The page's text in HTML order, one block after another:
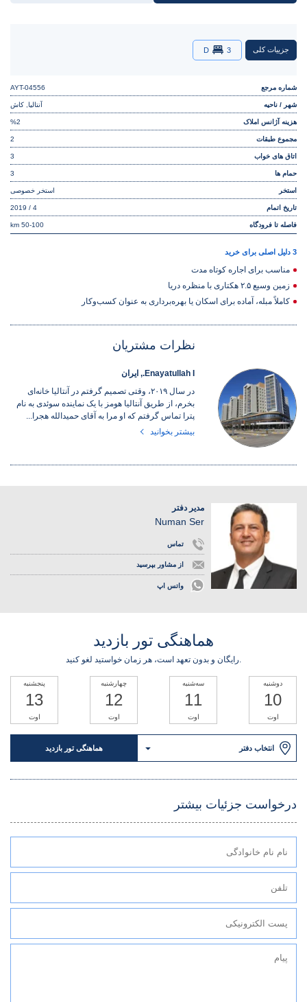
جزییات کلی 3
D
شماره مرجع AYT-04556
شهر / ناحیه آنتالیا, کاش
هزینه آژانس املاک %2
مجموع طبقات 2
اتاق های خواب 3
حمام ها 3
استخر استخر خصوصی
تاریخ اتمام 4 / 2019
فاصله تا فرودگاه 50-100 km
3 دلیل اصلی برای خرید
مناسب برای اجاره کوتاه مدت
زمین وسیع ۲.۵ هکتاری با منظره دریا
کاملاً مبله، آماده برای اسکان یا بهره‌برداری به عنوان کسب‌وکار
نظرات مشتریان
Enayatullah I., ایران
در سال ۲۰۱۹، وقتی تصمیم گرفتم در آنتالیا خانه‌ای
بخرم، از طریق آنتالیا هومز با یک نماینده سوئدی به نام
پترا تماس گرفتم که او مرا به آقای حمیدالله هجرا...
بیشتر بخوانید
مدیر دفتر
Numan Ser
تماس
از مشاور بپرسید
واتس اپ
هماهنگی تور بازدید
رایگان و بدون تعهد است، هر زمان خواستید لغو کنید.
دوشنبه
10
اوت
سه‌شنبه
11
اوت
چهارشنبه
12
اوت
پنجشنبه
13
اوت
انتخاب دفتر هماهنگی تور بازدید
درخواست جزئیات بیشتر